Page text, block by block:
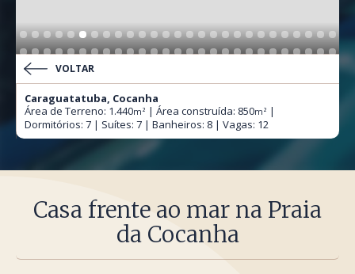
VOLTAR
Caraguatatuba, Cocanha
Área de Terreno: 1.440m² | Área construída: 850m² |
Dormitórios: 7 | Suítes: 7 | Banheiros: 8 | Vagas: 12
Casa frente ao mar na Praia
da Cocanha